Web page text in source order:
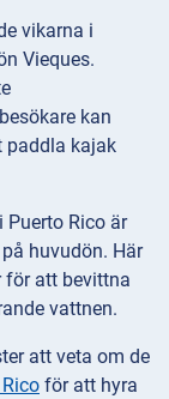
vikarna i
Vieques.
kan
paddla kajak
Puerto Rico är
huvudön. Här
för att bevittna
vattnen.
att veta om de
för att hyra